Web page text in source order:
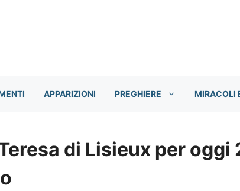
APPARIZIONI PREGHIERE MIRACOLI
di Lisieux per oggi